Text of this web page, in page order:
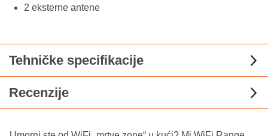
2 eksterne antene
Tehničke specifikacije
Recenzije